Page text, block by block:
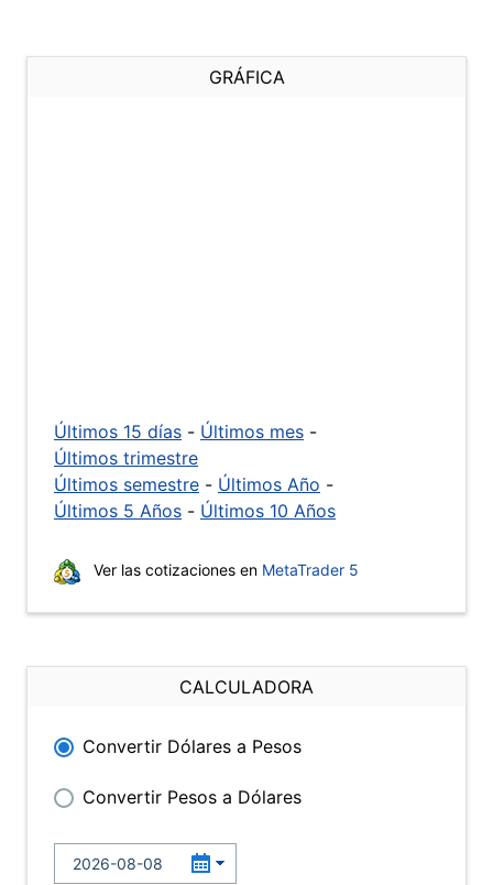
GRÁFICA
Últimos 15 días - Últimos mes -
Últimos trimestre
Últimos semestre - Últimos Año -
Últimos 5 Años - Últimos 10 Años
Ver las cotizaciones en MetaTrader 5
CALCULADORA
Convertir Dólares a Pesos
Convertir Pesos a Dólares